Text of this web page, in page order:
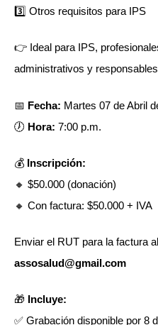
3️⃣ Otros requisitos para IPS
👉 Ideal para IPS,
administrativos y
📅 Fecha: Martes 07 de Abril
🕖 Hora: 7:00 p.m.
💰 Inscripción:
🔸 $50.000 (donación)
🔸 Con factura: $50.000 + IVA
Enviar el RUT para la factura
assosalud@gmail.com
🎁 Incluye:
✅ Grabación disponible por 8